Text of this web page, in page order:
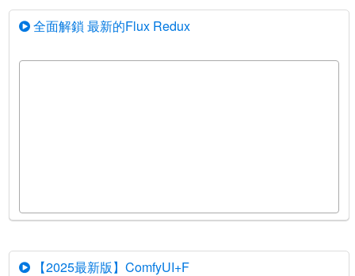
全面解鎖 最新的Flux Redux
【2025最新版】ComfyUI+F